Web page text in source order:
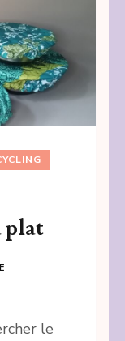
plat
le